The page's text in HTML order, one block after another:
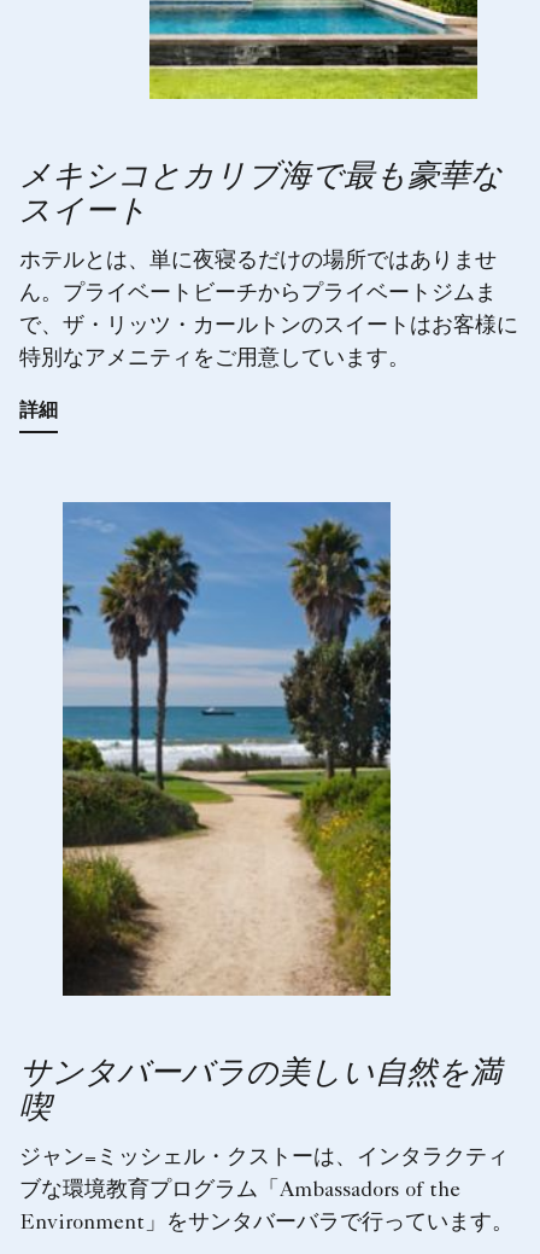
メキシコとカリブ海で最も豪華な
スイート
ホテルとは、単に夜寝るだけの場所ではありませ
ん。プライベートビーチからプライベートジムま
で、ザ・リッツ・カールトンのスイートはお客様に
特別なアメニティをご用意しています。
詳細
サンタバーバラの美しい自然を満
喫
ジャン=ミッシェル・クストーは、インタラクティ
ブな環境教育プログラム「Ambassadors of the
Environment」をサンタバーバラで行っています。